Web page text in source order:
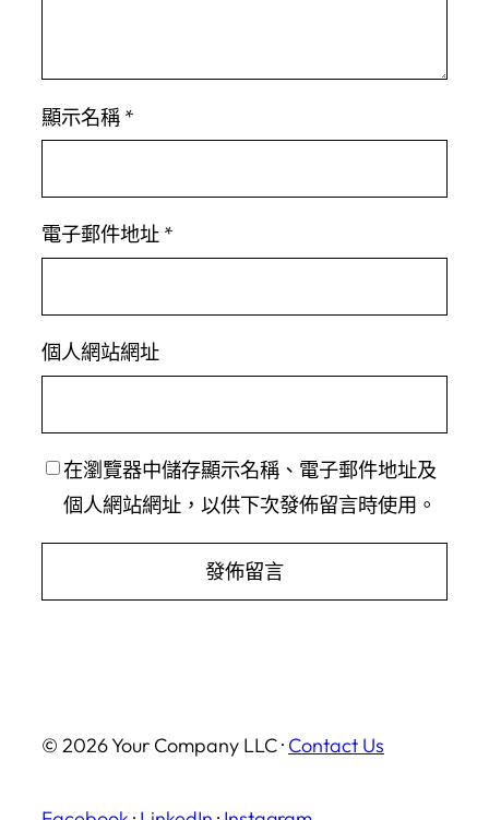
顯示名稱 *
電子郵件地址 *
個人網站網址
在瀏覽器中儲存顯示名稱、電子郵件地址及
個人網站網址，以供下次發佈留言時使用。
© 2026 Your Company LLC · Contact Us